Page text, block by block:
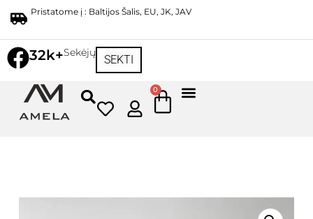
Pristatome į : Baltijos Šalis, EU, JK, JAV
32k+Sekėjų
SEKTI
0